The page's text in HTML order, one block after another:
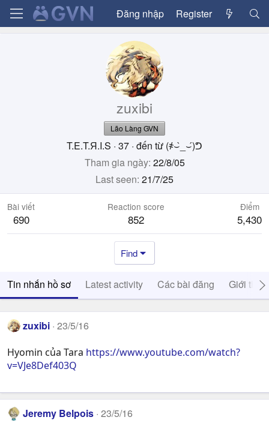
Đăng nhập Register
zuxibi
Lão Làng GVN
T.E.T.Я.I.S · 37 · đến từ (҂⌣̀_⌣́)ᕤ
Tham gia ngày 22/8/05
Last seen 21/7/25
Bài viết
690
Reaction score
852
Điểm
5,430
Find
Tin nhắn hồ sơ Latest activity Các bài đăng Giới thiệu
zuxibi 23/5/16
Hyomin của Tara https://www.youtube.com/watch?
v=VJe8Def403Q
Jeremy Belpois 23/5/16